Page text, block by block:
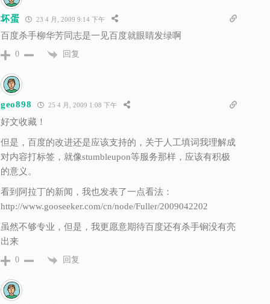
坏蛋 23 4 月, 2009 9:14 下午
百度杀手柳华芳同志是一见百度就眼睛发绿啊
0 回复
geo898 25 4 月, 2009 1:08 下午
好文收藏！
但是，百度的改进还是应该支持的，关于人工填词我理解成
对内容打标签，就像stumbleupon等服务那样，应该有积极
的意义。
看到阿拉丁的新闻，我也发表了一点看法：
http://www.gooseeker.com/cn/node/Fuller/2009042202
虽然不够专业，但是，我更愿意期待百度还有杀手锏没有亮
出来
0 回复